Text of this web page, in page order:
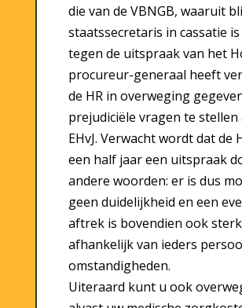
die van de VBNGB, waaruit
staatssecretaris in cassatie
tegen de uitspraak van het
procureur-generaal heeft
de HR in overweging
prejudiciële vragen te stellen
EHvJ. Verwacht wordt dat de
een half jaar een uitspraak
andere woorden: er is dus
geen duidelijkheid en een
aftrek is bovendien ook sterk
afhankelijk van ieders
omstandigheden.
Uiteraard kunt u ook